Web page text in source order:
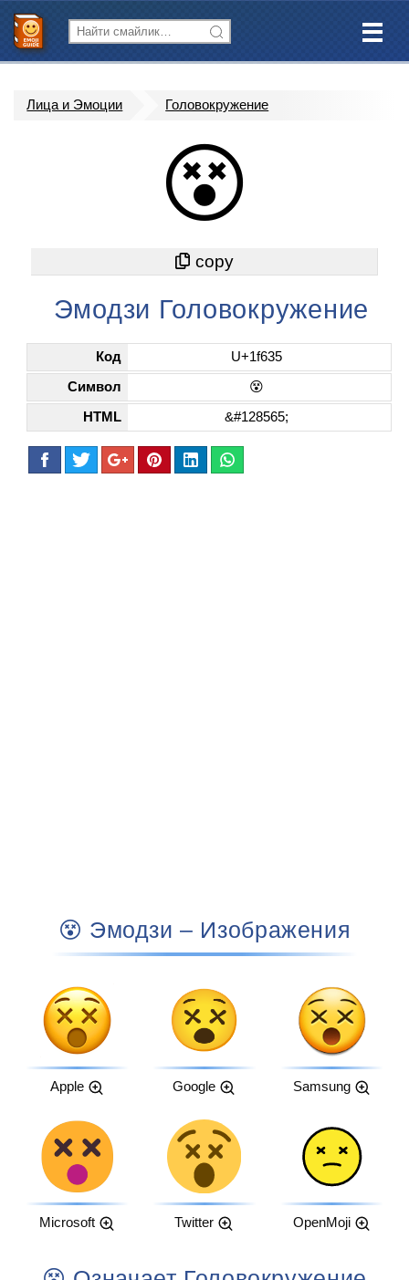
Лица и Эмоции Головокружение
😵
Эмодзи Головокружение
Код U+1f635
Символ 😵
HTML &#128565;
😵 Эмодзи – Изображения
Apple Google Samsung
Microsoft Twitter OpenMoji